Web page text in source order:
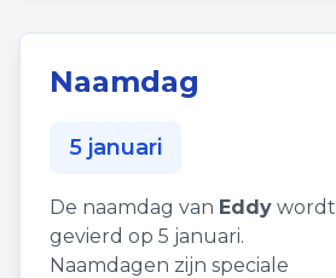
Naamdag
5 januari
De naamdag van Eddy wordt
gevierd op 5 januari.
Naamdagen zijn speciale